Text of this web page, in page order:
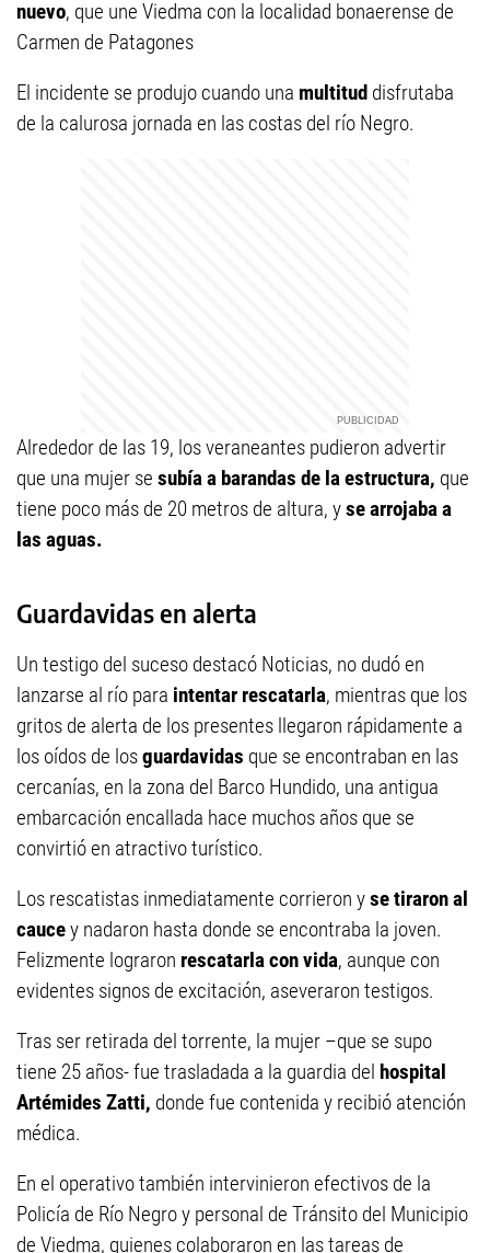
nuevo, que une Viedma con la localidad bonaerense de
Carmen de Patagones
El incidente se produjo cuando una multitud disfrutaba
de la calurosa jornada en las costas del río Negro.
Alrededor de las 19, los veraneantes pudieron advertir
que una mujer se subía a barandas de la estructura, que
tiene poco más de 20 metros de altura, yse arrojaba a
las aguas.
Guardavidas en alerta
Un testigo del suceso destacó Noticias, no dudó en
lanzarse al río para intentar rescatarla, mientras que los
gritos de alerta de los presentes llegaron rápidamente a
los oídos de losguardavidas que se encontraban en las
cercanías, en la zona del Barco Hundido, una antigua
embarcación encallada hace muchos años que se
convirtió en atractivo turístico.
Los rescatistas inmediatamente corrieron yse tiraron al
caucey nadaron hasta donde se encontraba la joven.
Felizmente lograron rescatarla con vida, aunque con
evidentes signos de excitación, aseveraron testigos.
Tras ser retirada del torrente, la mujer –que se supo
tiene 25 años- fue trasladada a la guardia del hospital
Artémides Zatti, donde fue contenida y recibió atención
médica.
En el operativo también intervinieron efectivos de la
Policía de Río Negro y personal de Tránsito del Municipio
de Viedma, quienes colaboraron en las tareas de